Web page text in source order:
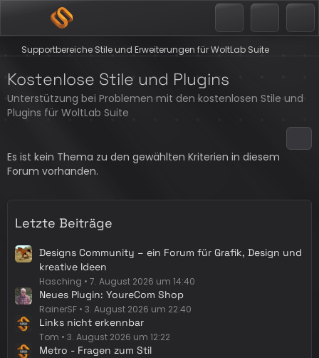
Supportbereiche Stile und Erweiterungen für WoltLab Suite
Kostenlose Stile und Plugins
Unterstützung bei Problemen mit den kostenlosen Stile und
Plugins für WoltLab Suite
Es ist kein Thema zu den gewählten Kriterien in diesem
Forum vorhanden.
Letzte Beiträge
Designs Community – ein Forum für Grafik, Design und
kreative Ideen
Hasching 7. August 2026 um 14:40
Neues Plugin: YoureCom Shop
RainerSF 3. August 2026 um 22:40
Links nicht erkennbar
Tom 3. August 2026 um 12:22
Metro - Fragen zum Stil